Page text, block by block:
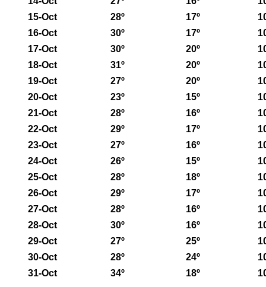
15-Oct
28º 17º
16-Oct
30º 17º
17-Oct
30º 20º
18-Oct
31º 20º
19-Oct
27º 20º
20-Oct
23º 15º
21-Oct
28º 16º
22-Oct
29º 17º
23-Oct
27º 16º
24-Oct
26º 15º
25-Oct
28º 18º
26-Oct
29º 17º
27-Oct
28º 16º
28-Oct
30º 16º
29-Oct
27º 25º
30-Oct
28º 24º
31-Oct
34º 18º